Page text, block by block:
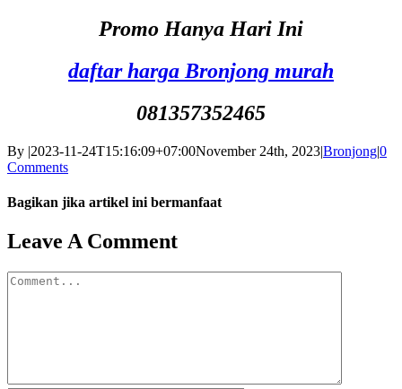
Promo Hanya Hari Ini
daftar harga Bronjong murah
081357352465
By |2023-11-24T15:16:09+07:00November 24th, 2023|Bronjong|0
Comments
Bagikan jika artikel ini bermanfaat
Facebook
Twitter
Reddit
LinkedIn
WhatsApp
Tumblr
Pinterest
Vk
Email
Leave A Comment
Comment